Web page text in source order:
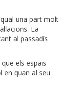
qual una part molt
La
al passadís
els espais
en quan al seu